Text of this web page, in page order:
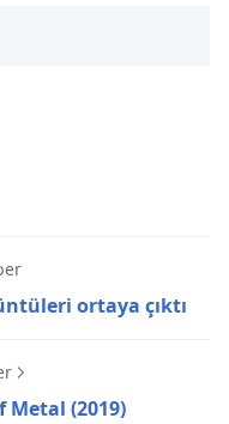
ortaya çıktı
Metal (2019)